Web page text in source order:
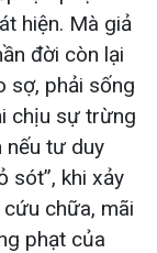
hiện. Mà giả
đời còn lại
sợ, phải sống
chịu sự trừng
nếu tư duy
sót”, khi xảy
chữa, mãi
phạt của